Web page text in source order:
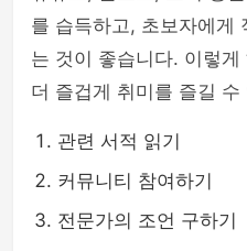
를 습득하고, 초보자에게
는 것이 좋습니다. 이렇
더 즐겁게 취미를 즐길 수
관련 서적 읽기
커뮤니티 참여하기
전문가의 조언 구하기